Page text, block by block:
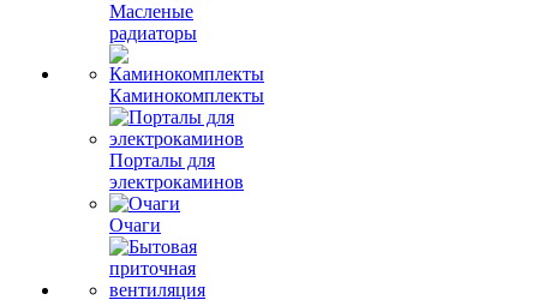
Масленые
радиаторы
Каминокомплекты
Порталы для
электрокаминов
Очаги